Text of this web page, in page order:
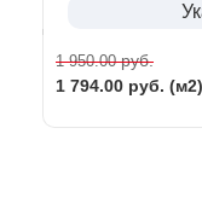
1 950.00руб.
1 794.00 руб. (м2)